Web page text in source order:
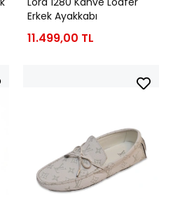
Erkek Ayakkabı
11.499,00 TL